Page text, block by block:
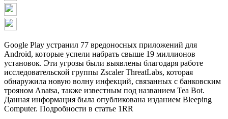
Google Play устранил 77 вредоносных приложений для
Android, которые успели набрать свыше 19 миллионов
установок. Эти угрозы были выявлены благодаря работе
исследовательской группы Zscaler ThreatLabs, которая
обнаружила новую волну инфекций, связанных с банковским
трояном Anatsa, также известным под названием Tea Bot.
Данная информация была опубликована изданием Bleeping
Computer. Подробности в статье 1RR